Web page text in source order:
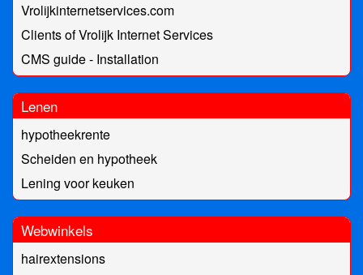
Vrolijkinternetservices.com
Clients of Vrolijk Internet Services
CMS guide - Installation
Lenen
hypotheekrente
Scheiden en hypotheek
Lening voor keuken
Webwinkels
hairextensions